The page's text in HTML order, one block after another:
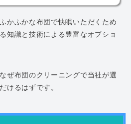
かふかな布団で快眠いただくため
知識と技術による豊富なオプショ
ぜ布団のクリーニングで当社が選
けるはずです。